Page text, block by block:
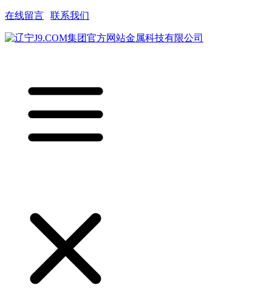
在线留言 联系我们